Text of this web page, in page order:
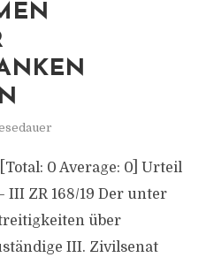
0 Average: 0] Urteil
III ZR 168/19 Der unter
über
III. Zivilsenat